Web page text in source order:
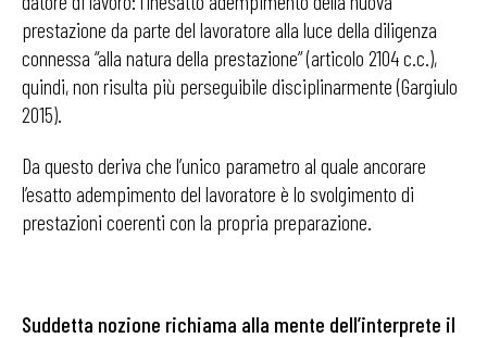
prestazione da parte del lavoratore alla luce della diligenza
connessa “alla natura della prestazione” (articolo 2104 c.c.),
quindi, non risulta più perseguibile disciplinarmente (Gargiulo
2015).
Da questo deriva che l’unico parametro al quale ancorare
l’esatto adempimento del lavoratore è lo svolgimento di
prestazioni coerenti con la propria preparazione.
Suddetta nozione richiama alla mente dell’interprete il